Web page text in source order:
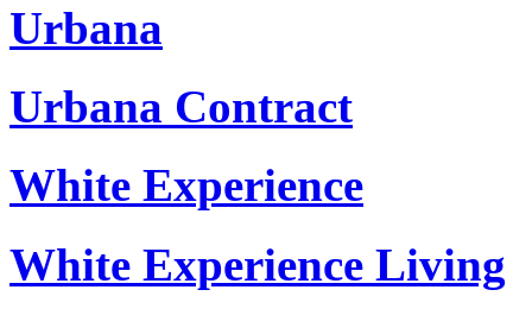
Urbana
Urbana Contract
White Experience
White Experience Living